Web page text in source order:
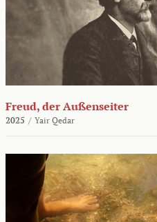
Freud, der Außenseiter
2025 / Yair Qedar